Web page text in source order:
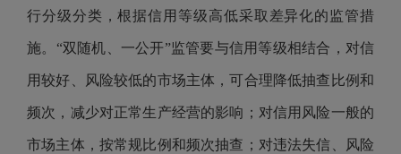
行分级分类，根据信用等级高低采取差异化的监管措
施。“双随机、一公开”监管要与信用等级相结合，对信
用较好、风险较低的市场主体，可合理降低抽查比例和
频次，减少对正常生产经营的影响；对信用风险一般的
市场主体，按常规比例和频次抽查；对违法失信、风险